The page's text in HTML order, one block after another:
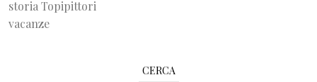
storia Topipittori
vacanze
CERCA